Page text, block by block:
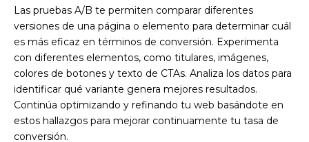
Las pruebas A/B te permiten comparar diferentes
versiones de una página o elemento para determinar cuál
es más eficaz en términos de conversión. Experimenta
con diferentes elementos, como titulares, imágenes,
colores de botones y texto de CTAs. Analiza los datos para
identificar qué variante genera mejores resultados.
Continúa optimizando y refinando tu web basándote en
estos hallazgos para mejorar continuamente tu tasa de
conversión.